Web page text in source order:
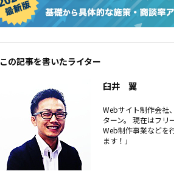
この記事を書いたライター
臼井 翼
Webサイト制作会社
ターン。 現在はフリ
Web制作事業など
ます！」